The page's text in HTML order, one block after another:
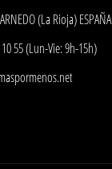
(La Rioja) ESPAÑA
55 (Lun-Vie: 9h-15h)